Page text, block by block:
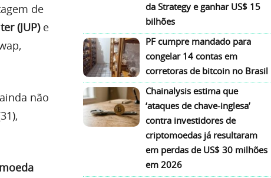
de
(JUP)e
não
da Strategy e ganhar US$ 15
bilhões
PF cumpre mandado para
congelar 14 contas em
corretoras de bitcoin no Brasil
Chainalysis estima que
‘ataques de chave-inglesa’
contra investidores de
criptomoedas já resultaram
em perdas de US$ 30 milhões
em 2026